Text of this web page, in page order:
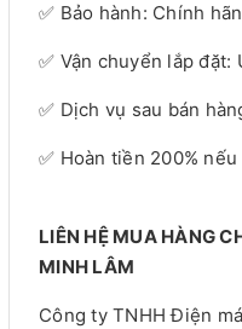
✅ Bảo hành: Chính
✅ Vận chuyển lắp
✅ Dịch vụ sau bán
✅ Hoàn tiền 200%
LIÊN HỆ MUA HÀNG
MINH LÂM
Công ty TNHH Điện